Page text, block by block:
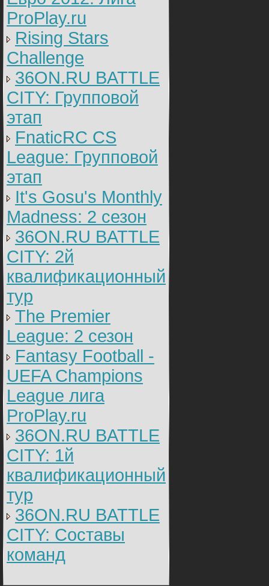
ProPlay.ru
Rising Stars
Challenge
36ON.RU BATTLE
CITY: Групповой
этап
FnaticRC CS
League: Групповой
этап
It's Gosu's Monthly
Madness: 2 сезон
36ON.RU BATTLE
CITY: 2й
квалификационный
тур
The Premier
League: 2 cезон
Fantasy Football -
UEFA Champions
League лига
ProPlay.ru
36ON.RU BATTLE
CITY: 1й
квалификационный
тур
36ON.RU BATTLE
CITY: Составы
команд